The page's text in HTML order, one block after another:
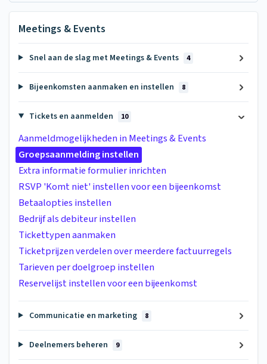
Meetings & Events
Snel aan de slag met Meetings & Events 4
Bijeenkomsten aanmaken en instellen 8
Tickets en aanmelden 10
Aanmeldmogelijkheden in Meetings & Events
Groepsaanmelding instellen
Extra informatie formulier inrichten
RSVP 'Komt niet' instellen voor een bijeenkomst
Betaalopties instellen
Bedrijf als debiteur instellen
Tickettypen aanmaken
Ticketprijzen verdelen over meerdere factuurregels
Tarieven per doelgroep instellen
Reservelijst instellen voor een bijeenkomst
Communicatie en marketing 8
Deelnemers beheren 9